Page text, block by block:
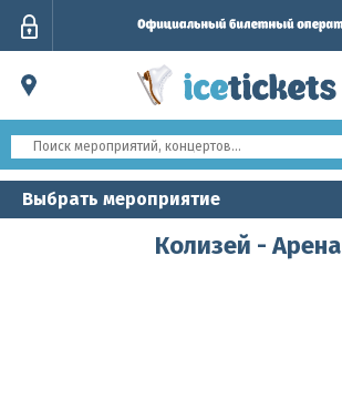
Выбрать мероприятие
Колизей - Арена